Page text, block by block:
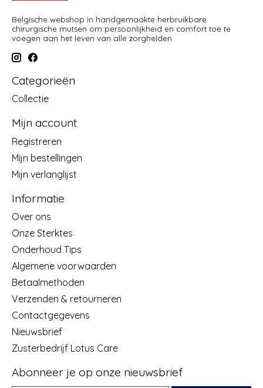
Belgische webshop in handgemaakte herbruikbare
chirurgische mutsen om persoonlijkheid en comfort toe te
voegen aan het leven van alle zorghelden
Categorieën
Collectie
Mijn account
Registreren
Mijn bestellingen
Mijn verlanglijst
Informatie
Over ons
Onze Sterktes
Onderhoud Tips
Algemene voorwaarden
Betaalmethoden
Verzenden & retourneren
Contactgegevens
Nieuwsbrief
Zusterbedrijf Lotus Care
Abonneer je op onze nieuwsbrief